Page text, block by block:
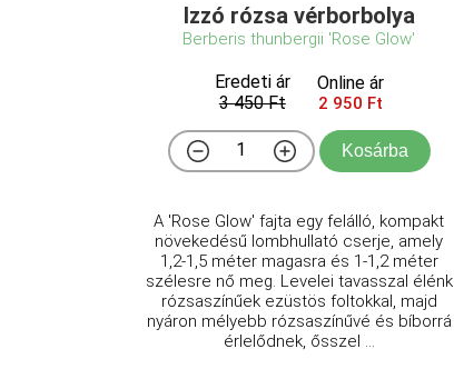
Izzó rózsa vérborbolya
Berberis thunbergii 'Rose Glow'
Eredeti ár
3 450 Ft
Online ár
2 950 Ft
Kosárba
A 'Rose Glow' fajta egy felálló, kompakt
növekedésű lombhullató cserje, amely
1,2-1,5 méter magasra és 1-1,2 méter
szélesre nő meg. Levelei tavasszal élénk
rózsaszínűek ezüstös foltokkal, majd
nyáron mélyebb rózsaszínűvé és bíborrá
érlelődnek, ősszel ...